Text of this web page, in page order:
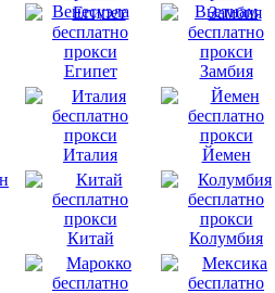
Венесуэла Вьетнам
Египет Замбия
Италия Йемен
Китай Колумбия